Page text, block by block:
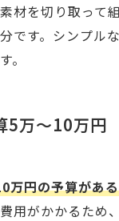
材を切り取って
です。シンプル
。
5万〜10万円
万円の予算があ
用がかかるため